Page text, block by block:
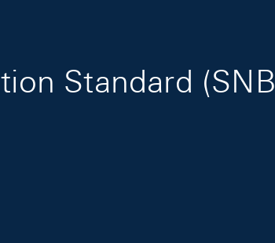
Standard